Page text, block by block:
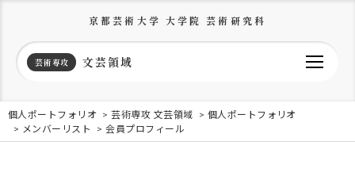
京都芸術大学 大学院 芸術研究科
芸術専攻 文芸領域
個人ポートフォリオ 芸術専攻 文芸領域
個人ポートフォリオ
メンバーリスト
会員プロフィール